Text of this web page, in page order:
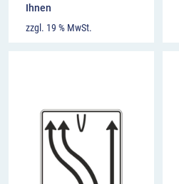
Ihnen
zzgl. 19 % MwSt.